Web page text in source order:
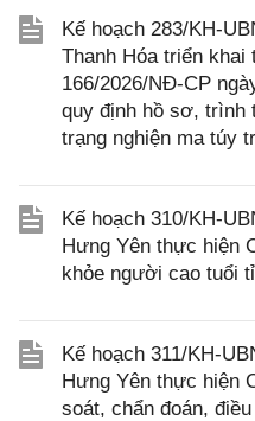
Kế hoạch 283/KH-
Thanh Hóa triển khai
166/2026/NĐ-CP
quy định hồ sơ, trình
trạng nghiện ma túy
Kế hoạch 310/KH-
Hưng Yên thực hiện
khỏe người cao tuổi
Kế hoạch 311/KH-
Hưng Yên thực hiện
soát, chẩn đoán,